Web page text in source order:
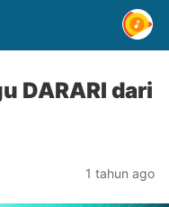
DARARI dari
1 tahun ago